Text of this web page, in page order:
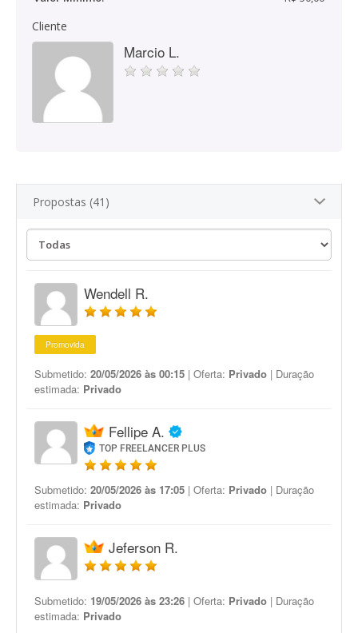
Cliente
Marcio L.
Propostas (41)
Wendell R.
Promovida
Submetido: 20/05/2026 às 00:15 | Oferta: Privado | Duração
estimada: Privado
Fellipe A.
TOP FREELANCER PLUS
Submetido: 20/05/2026 às 17:05 | Oferta: Privado | Duração
estimada: Privado
Jeferson R.
Submetido: 19/05/2026 às 23:26 | Oferta: Privado | Duração
estimada: Privado